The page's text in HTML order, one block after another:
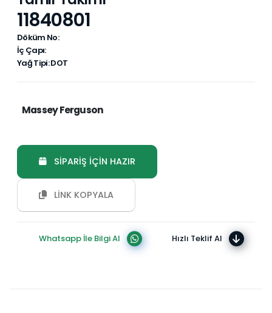
11840801
Döküm No:
İç Çapı:
Yağ Tipi: DOT
Massey Ferguson
SİPARİŞ İÇİN HAZIR
LİNK KOPYALA
Whatsapp İle Bilgi Al Hızlı Teklif Al